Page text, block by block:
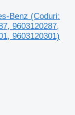
Benz (Coduri:
9603120287,
9603120301)